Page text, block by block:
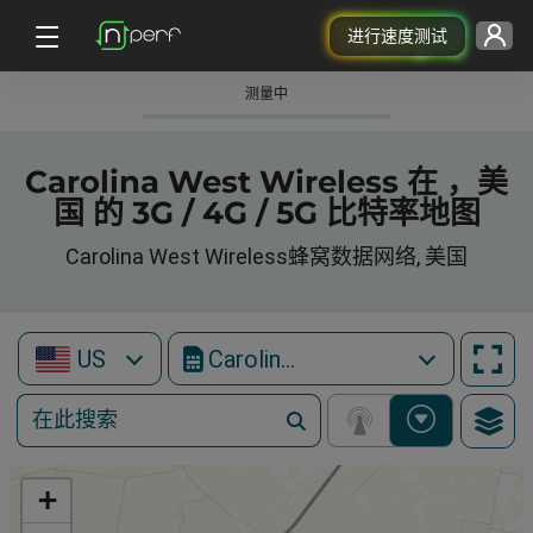
进行速度测试
测量中
Carolina West Wireless 在 ，美
国 的 3G / 4G / 5G 比特率地图
Carolina West Wireless蜂窝数据网络, 美国
US Carolina West Wireless
+